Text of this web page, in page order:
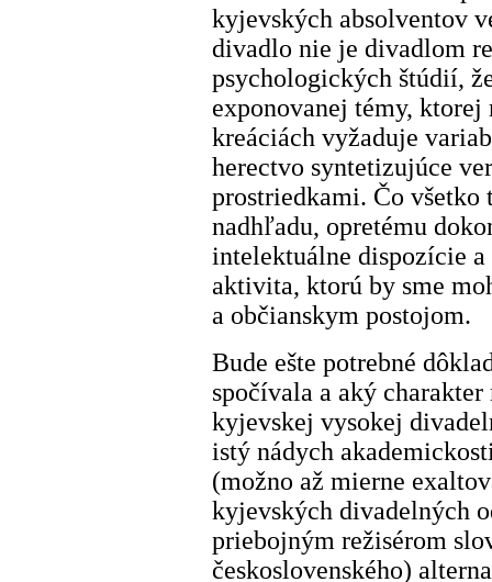
kyjevských absolventov
divadlo nie je divadlom
psychologických štúdií,
exponovanej témy,
kreáciách vyžaduje
herectvo syntetizujúce
prostriedkami. Čo
nadhľadu, opretému
intelektuálne dispozície
aktivita, ktorú by sme
a občianskym postojom.
Bude ešte potrebné
spočívala a aký
kyjevskej vysokej
istý nádych
(možno až mierne
kyjevských divadelných
priebojným režisérom
československého)